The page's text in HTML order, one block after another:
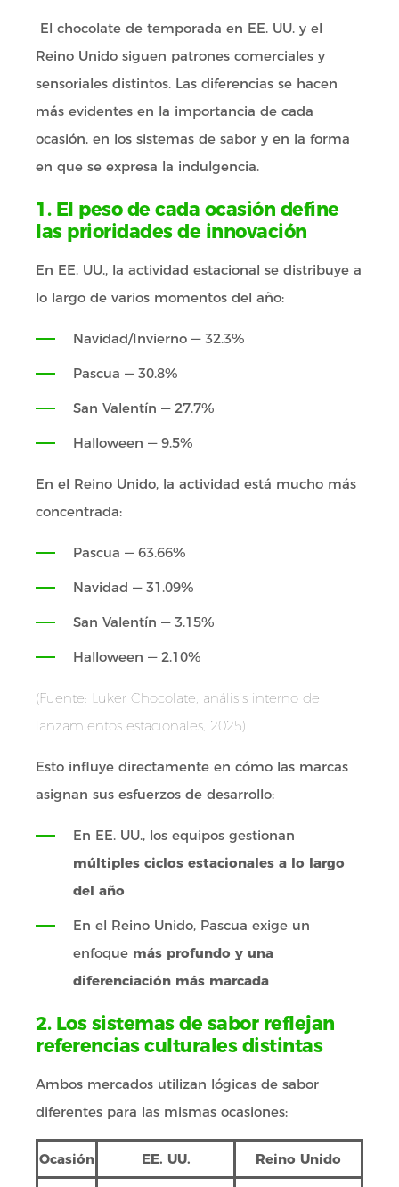
El chocolate de temporada en EE. UU. y el
Reino Unido siguen patrones comerciales y
sensoriales distintos. Las diferencias se hacen
más evidentes en la importancia de cada
ocasión, en los sistemas de sabor y en la forma
en que se expresa la indulgencia.
1. El peso de cada ocasión define
las prioridades de innovación
En EE. UU., la actividad estacional se distribuye a
lo largo de varios momentos del año:
Navidad/Invierno — 32.3%
Pascua — 30.8%
San Valentín — 27.7%
Halloween — 9.5%
En el Reino Unido, la actividad está mucho más
concentrada:
Pascua — 63.66%
Navidad — 31.09%
San Valentín — 3.15%
Halloween — 2.10%
(Fuente: Luker Chocolate, análisis interno de
lanzamientos estacionales, 2025)
Esto influye directamente en cómo las marcas
asignan sus esfuerzos de desarrollo:
En EE. UU., los equipos gestionan
múltiples ciclos estacionales a lo largo
del año
En el Reino Unido, Pascua exige un
enfoque más profundo y una
diferenciación más marcada
2. Los sistemas de sabor reflejan
referencias culturales distintas
Ambos mercados utilizan lógicas de sabor
diferentes para las mismas ocasiones:
Ocasión EE. UU. Reino Unido